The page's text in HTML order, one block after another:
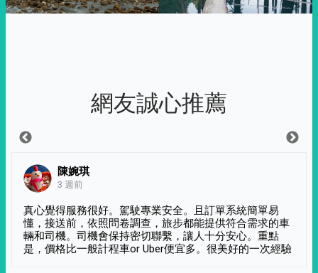
網友誠心推薦
陳婉琪
3 週前
真心覺得服務很好。駕駛專業安全。且訂單系統簡單易
懂，接送前，依照問卷調查，旅步都能提供符合需求的車
輛和司機。司機會保持密切聯繫，讓人十分安心。重點
是，價格比一般計程車or Uber便宜多。很美好的一次經驗